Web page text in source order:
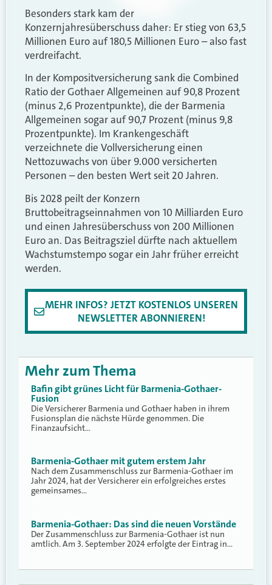
Besonders stark kam der
Konzernjahresüberschuss daher: Er stieg von 63,5
Millionen Euro auf 180,5 Millionen Euro – also fast
verdreifacht.
In der Kompositversicherung sank die Combined
Ratio der Gothaer Allgemeinen auf 90,8 Prozent
(minus 2,6 Prozentpunkte), die der Barmenia
Allgemeinen sogar auf 90,7 Prozent (minus 9,8
Prozentpunkte). Im Krankengeschäft
verzeichnete die Vollversicherung einen
Nettozuwachs von über 9.000 versicherten
Personen – den besten Wert seit 20 Jahren.
Bis 2028 peilt der Konzern
Bruttobeitragseinnahmen von 10 Milliarden Euro
und einen Jahresüberschuss von 200 Millionen
Euro an. Das Beitragsziel dürfte nach aktuellem
Wachstumstempo sogar ein Jahr früher erreicht
werden.
MEHR INFOS? JETZT KOSTENLOS UNSEREN
NEWSLETTER ABONNIEREN!
Mehr zum Thema
Bafin gibt grünes Licht für Barmenia-Gothaer-
Fusion
Die Versicherer Barmenia und Gothaer haben in ihrem
Fusionsplan die nächste Hürde genommen. Die
Finanzaufsicht…
Barmenia-Gothaer mit gutem erstem Jahr
Nach dem Zusammenschluss zur Barmenia-Gothaer im
Jahr 2024, hat der Versicherer ein erfolgreiches erstes
gemeinsames…
Barmenia-Gothaer: Das sind die neuen Vorstände
Der Zusammenschluss zur Barmenia-Gothaer ist nun
amtlich. Am 3. September 2024 erfolgte der Eintrag in…